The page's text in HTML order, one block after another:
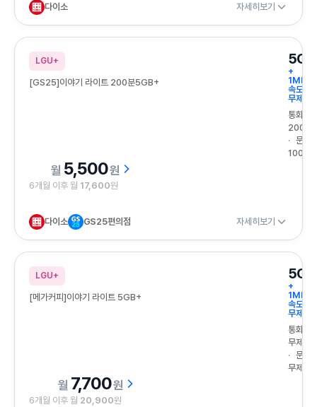
다이소 자세히보기
LGU+
[GS25]이야기 라이트 200분5GB+
5GB
+
1Mbps
속도
무제한
통화
200분
문자
100건
5,500원
6개월 이후 월 17,600원
다이소 GS25편의점 자세히보기
LGU+
[메가커피]이야기 라이트 5GB+
5GB
+
1Mbps
속도
무제한
통화
무제한
문자
무제한
7,700원
6개월 이후 월 20,900원